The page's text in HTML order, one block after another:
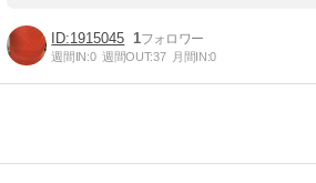
1915045 1
週間IN:0 週間OUT:37 月間IN:0